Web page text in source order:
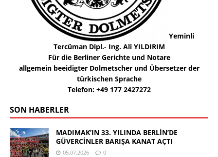
Yeminli
Tercüman Dipl.- Ing. Ali YILDIRIM
Für die Berliner Gerichte und Notare
allgemein beeidigter Dolmetscher und Übersetzer der
türkischen Sprache
Telefon: +49 177 2427272
SON HABERLER
MADIMAK’IN 33. YILINDA BERLİN’DE
GÜVERCİNLER BARIŞA KANAT AÇTI
05.07.2026 0